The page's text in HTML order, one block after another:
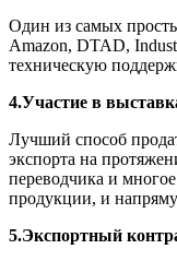
Один из самых
Amazon, DTAD,
техническую
4.Участие в
Лучший способ
экспорта на
переводчика и
продукции, и
5.Экспортный